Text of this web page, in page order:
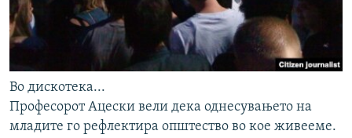
Во дискотека...
Професорот Ацески вели дека однесувањето на
младите го рефлектира општество во кое живееме.